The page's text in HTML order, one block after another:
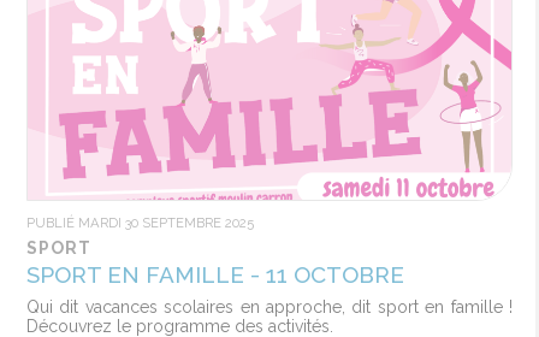
PUBLIÉ MARDI 30 SEPTEMBRE 2025
SPORT
SPORT EN FAMILLE - 11 OCTOBRE
Qui dit vacances scolaires en approche, dit sport en famille !
Découvrez le programme des activités.